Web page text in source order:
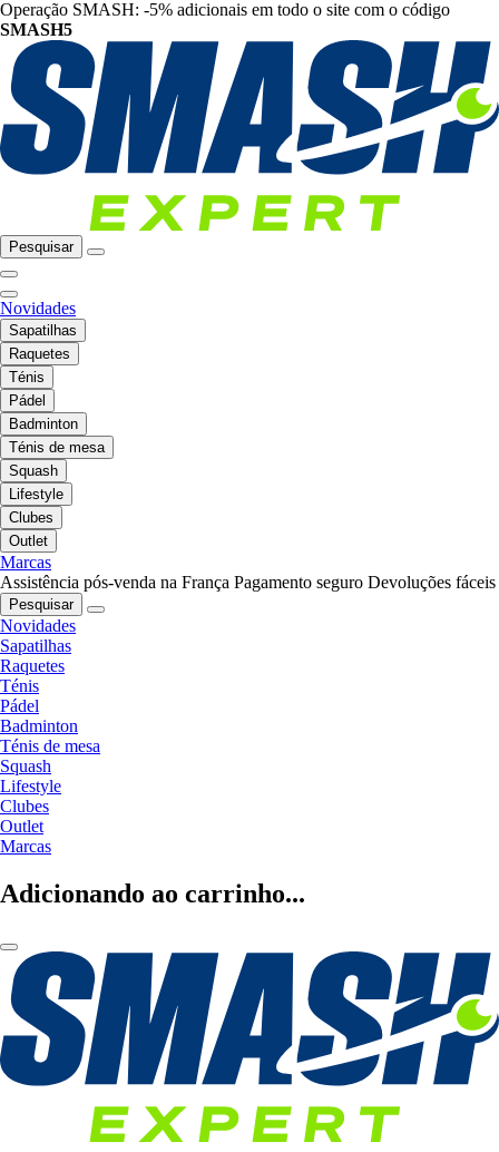
Operação SMASH: -5% adicionais em todo o site com o código
SMASH5
Pesquisar
Novidades
Sapatilhas
Raquetes
Ténis
Pádel
Badminton
Ténis de mesa
Squash
Lifestyle
Clubes
Outlet
Marcas
Assistência pós-venda na França Pagamento seguro Devoluções fáceis
Pesquisar
Novidades
Sapatilhas
Raquetes
Ténis
Pádel
Badminton
Ténis de mesa
Squash
Lifestyle
Clubes
Outlet
Marcas
Adicionando ao carrinho...